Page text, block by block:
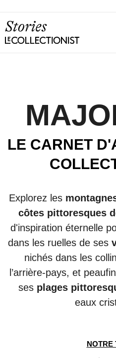
LE CARNET
Explorez les
côtes pittoresques
d'inspiration éternelle
dans les ruelles de ses
nichés dans les
l’arrière-pays, et
ses plages
eaux
NOTRE